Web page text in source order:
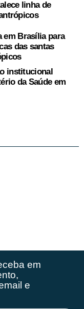
linha de
em Brasília para
das santas
institucional
da Saúde em
em
e